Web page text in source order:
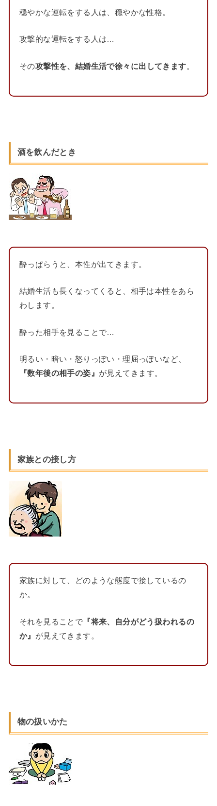
穏やかな運転をする人は、穏やかな性格。
攻撃的な運転をする人は…
その攻撃性を、結婚生活で徐々に出してきます。
酒を飲んだとき
酔っぱらうと、本性が出てきます。
結婚生活も長くなってくると、相手は本性をあら
わします。
酔った相手を見ることで…
明るい・暗い・怒りっぽい・理屈っぽいなど、
『数年後の相手の姿』 が見えてきます。
家族との接し方
家族に対して、どのような態度で接しているの
か。
それを見ることで 『将来、自分がどう扱われるの
か』 が見えてきます。
物の扱いかた